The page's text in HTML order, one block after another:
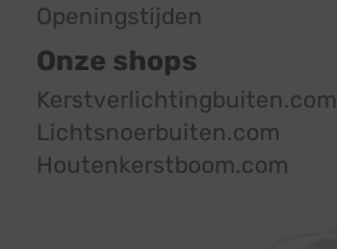
Openingstijden
Onze shops
Kerstverlichtingbuiten.com
Lichtsnoerbuiten.com
Houtenkerstboom.com